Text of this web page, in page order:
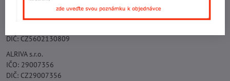
Ing. Vojtěch Lečbych - IVL
DIČ: CZ5602130809
ALRIVA s.r.o.
IČO: 29007356
DIČ: CZ29007356